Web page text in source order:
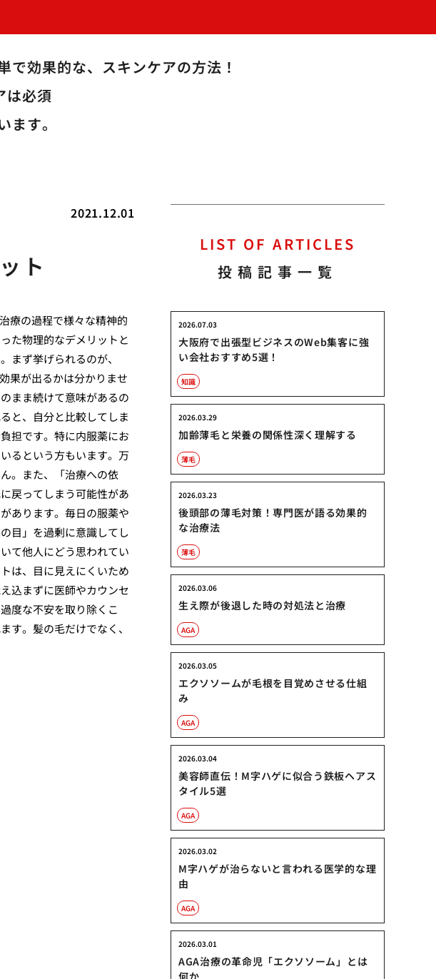
で効果的な、スキンケアの方法！
は必須
す。
2021.12.01
ト
治療の過程で様々な精神的
た物理的なデメリットと
まず挙げられるのが、
果が出るかは分かりませ
まま続けて意味があるの
と、自分と比較してしま
担です。特に内服薬にお
るという方もいます。万
。また、「治療への依
戻ってしまう可能性があ
あります。毎日の服薬や
目」を過剰に意識してし
て他人にどう思われてい
は、目に見えにくいため
込まずに医師やカウンセ
度な不安を取り除くこ
す。髪の毛だけでなく、
LIST OF ARTICLES
投稿記事一覧
大阪府で出張型ビジネスのWeb集客に強
い会社おすすめ5選！
2026.07.03
知識
加齢薄毛と栄養の関係性深く理解する
2026.03.29
薄毛
後頭部の薄毛対策！専門医が語る効果的
な治療法
2026.03.23
薄毛
生え際が後退した時の対処法と治療
2026.03.06
AGA
エクソソームが毛根を目覚めさせる仕組
み
2026.03.05
AGA
美容師直伝！M字ハゲに似合う鉄板ヘアス
タイル5選
2026.03.04
AGA
M字ハゲが治らないと言われる医学的な理
由
2026.03.02
AGA
AGA治療の革命児「エクソソーム」とは
何か
2026.03.01